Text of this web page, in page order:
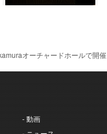
オーチャードホールで開催
- 動画